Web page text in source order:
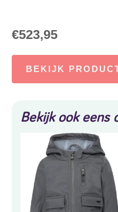
€523,95
BEKIJK
Bekijk ook eens